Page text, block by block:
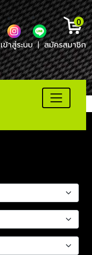
0
เข้าสู่ระบบ | สมัครสมาชิก